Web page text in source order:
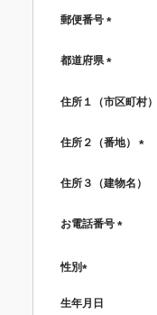
郵便番号
須)
都道府県
須)
住所１（市区町村）
住所２（番地）
須)
住所３（建物名）
お電話番号
性別
須)
生年月日